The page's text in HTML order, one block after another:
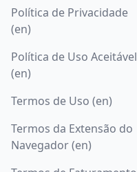
Política de Privacidade
(en)
Política de Uso Aceitável
(en)
Termos de Uso (en)
Termos da Extensão do
Navegador (en)